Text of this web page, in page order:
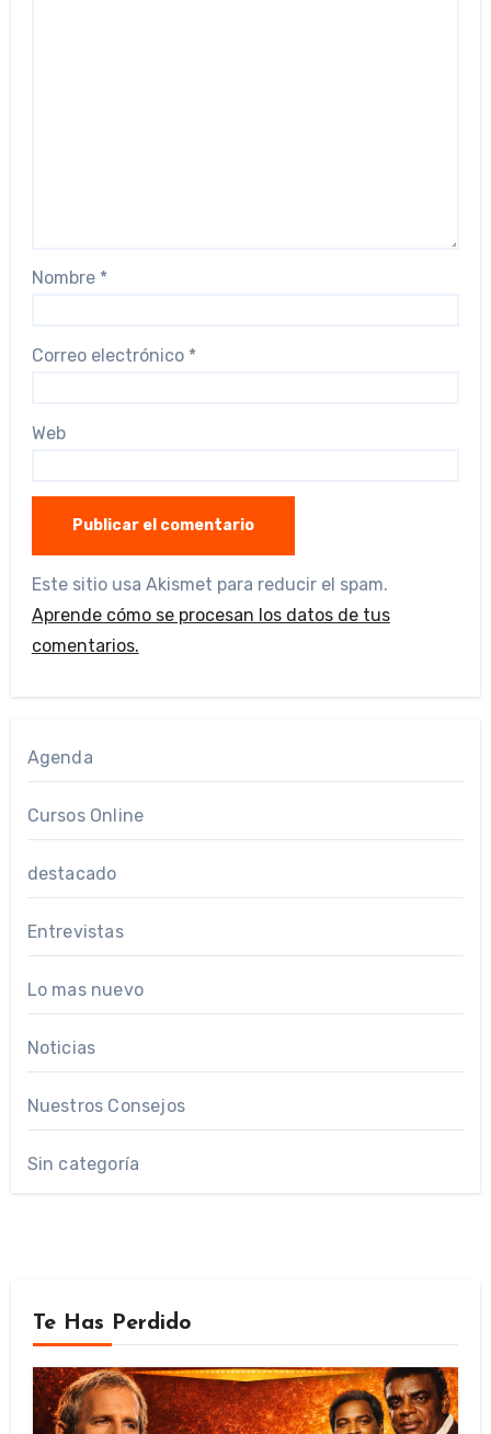
Nombre *
Correo electrónico *
Web
Este sitio usa Akismet para reducir el spam.
Aprende cómo se procesan los datos de tus
comentarios.
Agenda
Cursos Online
destacado
Entrevistas
Lo mas nuevo
Noticias
Nuestros Consejos
Sin categoría
Te Has Perdido